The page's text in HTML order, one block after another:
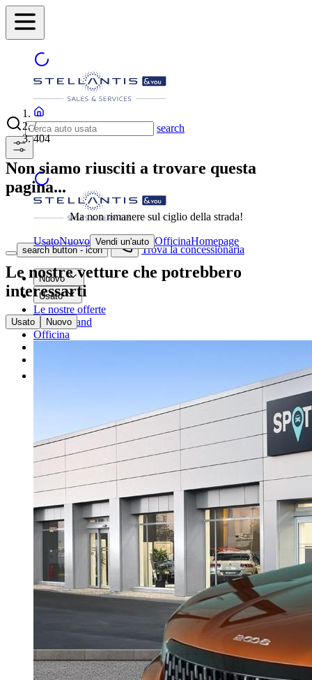
search
search button - icon Trova la concessionaria
Nuovo
Usato
Le nostre offerte
I nostri brand
Officina
/
404
Non siamo riusciti a trovare questa
pagina...
Ma non rimanere sul ciglio della strada!
UsatoNuovo Vendi un'auto OfficinaHomepage
Le nostre vetture che potrebbero
interessarti
Usato Nuovo